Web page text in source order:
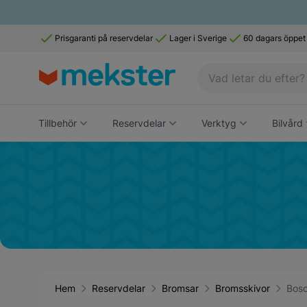
Prisgaranti på reservdelar Lager i Sverige 60 dagars
Tillbehör Reservdelar Verktyg Bilvård
Hem Reservdelar Bromsar Bromsskivor